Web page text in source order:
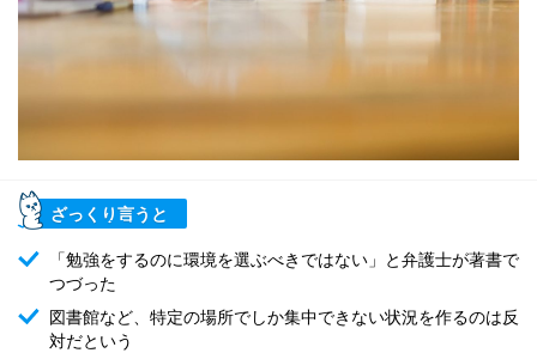
ざっくり言うと
「勉強をするのに環境を選ぶべきではない」と弁護士が著書で
つづった
図書館など、特定の場所でしか集中できない状況を作るのは反
対だという